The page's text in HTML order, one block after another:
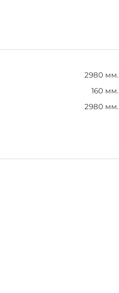
2980 мм.
160 мм.
2980 мм.